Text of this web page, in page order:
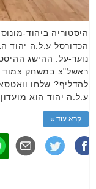
היסטוריה ביהוד-
הכדורסל ע.ל.ה יהוד
נוער-על. ההישג
ראשל"צ במשחק צמוד
להדליף? שלחו
ע.ל.ה יהוד הוא
קרא עוד »